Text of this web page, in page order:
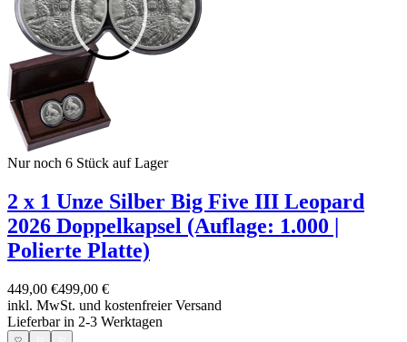
Nur noch 6 Stück auf Lager
2 x 1 Unze Silber Big Five III Leopard
2026 Doppelkapsel (Auflage: 1.000 |
Polierte Platte)
449,00 €499,00 €
inkl. MwSt. und kostenfreier Versand
Lieferbar in 2-3 Werktagen